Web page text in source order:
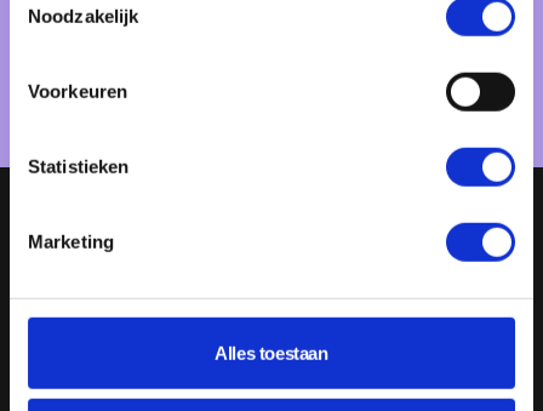
Noodzakelijk
Voorkeuren
Statistieken
Marketing
Alles toestaan
Wij helpen jouw bedrijf groeien door middel van web
development, marketing automation en community marketing. Wij